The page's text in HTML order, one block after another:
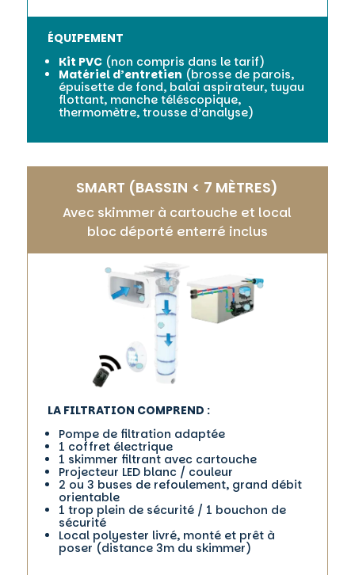
ÉQUIPEMENT
Kit PVC(non compris dans le tarif)
Matériel d’entretien (brosse de parois,
épuisette de fond, balai aspirateur, tuyau
flottant, manche téléscopique,
thermomètre, trousse d’analyse)
SMART (BASSIN < 7 MÈTRES)
Avec skimmer à cartouche et local
bloc déporté enterré inclus
LA FILTRATION COMPREND :
Pompe de filtration adaptée
1 coffret électrique
1 skimmer filtrant avec cartouche
Projecteur LED blanc / couleur
2 ou 3 buses de refoulement, grand débit
orientable
1 trop plein de sécurité / 1 bouchon de
sécurité
Local polyester livré, monté et prêt à
poser (distance 3m du skimmer)